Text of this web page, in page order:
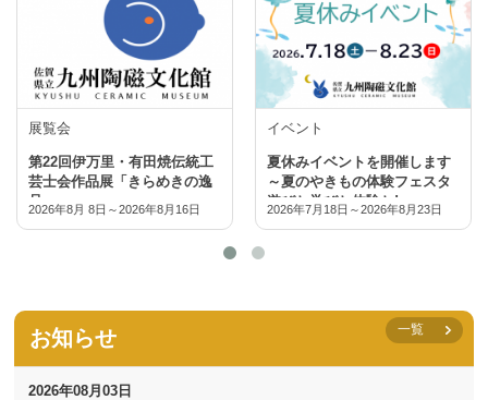
展覧会
第22回伊万里・有田焼伝統工
芸士会作品展「きらめきの逸
品」
2026年8月 8日 ～2026年8月16日
イベント
夏休みイベントを開催します
～夏のやきもの体験フェスタ
遊びと学びと体験と!～
2026年7月18日 ～2026年8月23日
お知らせ 一覧
2026年08月03日